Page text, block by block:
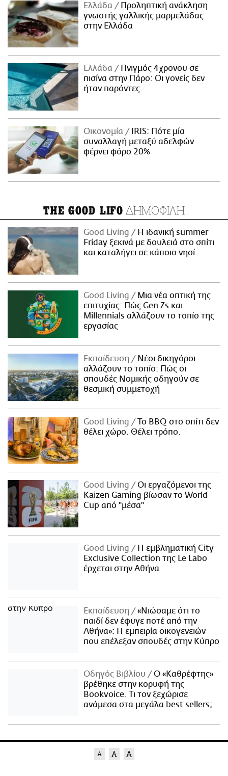
Ελλάδα
Προληπτική ανάκληση
γνωστής γαλλικής μαρμελάδας
στην Ελλάδα
Ελλάδα
Πνιγμός 4χρονου σε
πισίνα στην Πάρο: Οι γονείς δεν
ήταν παρόντες
Οικονομία
IRIS: Πότε μία
συναλλαγή μεταξύ αδελφών
φέρνει φόρο 20%
THE GOOD LIFO ΔΗΜΟΦΙΛΗ
Good Living
Η ιδανική summer
Friday ξεκινά με δουλειά στο σπίτι
και καταλήγει σε κάποιο νησί
Good Living
Μια νέα οπτική της
επιτυχίας: Πώς Gen Zs και
Millennials αλλάζουν το τοπίο της
εργασίας
Εκπαίδευση
Νέοι δικηγόροι
αλλάζουν το τοπίο: Πώς οι
σπουδές Νομικής οδηγούν σε
θεσμική συμμετοχή
Good Living
Το BBQ στο σπίτι δεν
θέλει χώρο. Θέλει τρόπο.
Good Living
Οι εργαζόμενοι της
Kaizen Gaming βίωσαν το World
Cup από "μέσα"
Good Living
Η εμβληματική City
Exclusive Collection της Le Labo
έρχεται στην Αθήνα
Εκπαίδευση
«Νιώσαμε ότι το
παιδί δεν έφυγε ποτέ από την
Αθήνα»: Η εμπειρία οικογενειών
που επέλεξαν σπουδές στην Κύπρο
Οδηγός Βιβλίου
Ο «Καθρέφτης»
βρέθηκε στην κορυφή της
Bookvoice. Τι τον ξεχώρισε
ανάμεσα στα μεγάλα best sellers;